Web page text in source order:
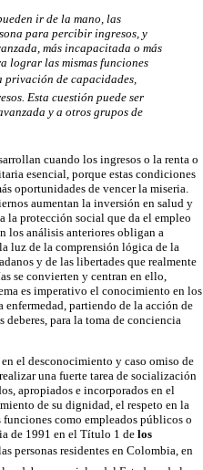
ir de la mano, las
para percibir ingresos, y
más incapacitada o más
lograr las mismas funciones
privación de capacidades,
Esta cuestión puede ser
y a otros grupos de
cuando los ingresos o la renta o
esencial, porque estas condiciones
oportunidades de vencer la miseria.
aumentan la inversión en salud y
la protección social que da el empleo
los análisis anteriores obligan a
luz de la comprensión lógica de la
y de las libertades que realmente
se convierten y centran en ello,
es imperativo el conocimiento en los
partiendo de la acción de
para la toma de conciencia
el desconocimiento y caso omiso de
una fuerte tarea de socialización
apropiados e incorporados en el
de su dignidad, el respeto en la
como empleados públicos o
de 1991 en el Título 1 de los
personas residentes en Colombia, en